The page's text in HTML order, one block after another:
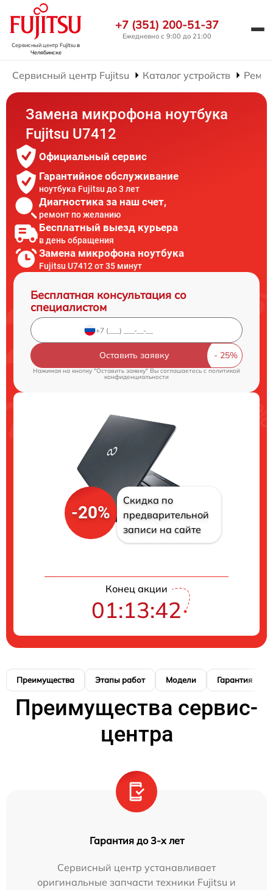
Сервисный центр Fujitsuв
Челябинске
+7 (351) 200-51-37
Ежедневно с 9:00 до 21:00
Сервисный центр Fujitsu Каталог устройств
Замена микрофона ноутбука
Fujitsu U7412
Официальный сервис
Гарантийное обслуживание
ноутбука Fujitsu до 3 лет
Диагностика за наш счет,
ремонт по желанию
Бесплатный выезд курьера
в день обращения
Замена микрофона ноутбука
Fujitsu U7412 от 35 минут
Бесплатная консультация со
специалистом
Оставить заявку
Нажимая на кнопку "Оставить заявку" Вы соглашаетесь cполитикой
конфиденциальности
-20%
Скидка по
предварительной
записи на сайте
Конец акции
01:13:41
Преимущества Этапы работ Модели Гарантия
Преимущества сервис-
центра
Гарантия до 3-х лет
Сервисный центр устанавливает
оригинальные запчасти техники Fujitsu и